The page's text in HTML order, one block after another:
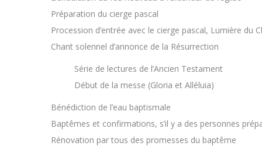
Préparation du cierge pascal
Procession d’entrée avec le cierge pascal, Lumière du
Chant solennel d’annonce de la Résurrection
Série de lectures de l’Ancien Testament
Début de la messe (Gloria et Alléluia)
Bénédiction de l’eau baptismale
Baptêmes et confirmations, s’il y a des personnes
Rénovation par tous des promesses du baptême